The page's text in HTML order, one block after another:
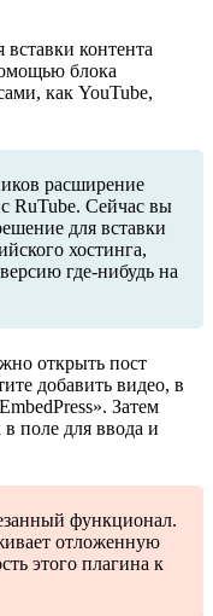
контента
блока
как YouTube,
расширение
RuTube. Сейчас вы
для вставки
хостинга,
где-нибудь на
открыть пост
добавить видео, в
Затем
в поле для ввода и
функционал.
отложенную
этого плагина к